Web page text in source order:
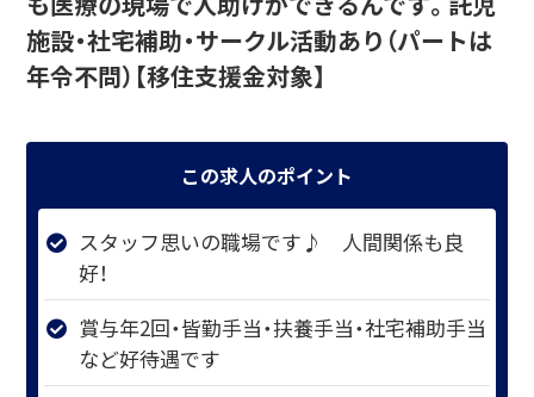
施設・社宅補助・サークル活動あり（パートは
年令不問）【移住支援金対象】
この求人のポイント
スタッフ思いの職場です♪ 人間関係も良
好！
賞与年2回・皆勤手当・扶養手当・社宅補助手当
など好待遇です